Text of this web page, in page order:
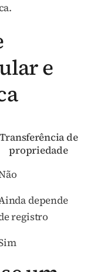
e
Transferência de
propriedade
depende
registro